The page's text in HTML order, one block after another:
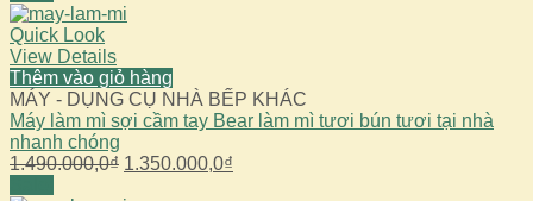
là:
Quick Look
View Details
Thêm vào giỏ hàng
MÁY - DỤNG CỤ NHÀ BẾP KHÁC
Máy làm mì sợi cầm tay Bear làm mì tươi bún tươi tại nhà
nhanh chóng
1.490.000,0₫ Giá
1.350.000,0₫